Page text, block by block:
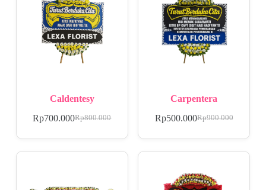
Caldentesy
Rp800.000
Rp700.000
Carpentera
Rp900.000
Rp500.000